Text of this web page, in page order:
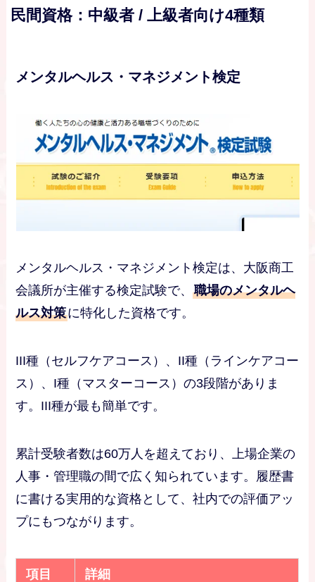
民間資格：中級者 / 上級者向け4種類
メンタルヘルス・マネジメント検定
メンタルヘルス・マネジメント検定は、大阪商工
会議所が主催する検定試験で、職場のメンタルヘ
ルス対策に特化した資格です。
III種（セルフケアコース）、II種（ラインケアコー
ス）、I種（マスターコース）の3段階がありま
す。III種が最も簡単です。
累計受験者数は60万人を超えており、上場企業の
人事・管理職の間で広く知られています。履歴書
に書ける実用的な資格として、社内での評価アッ
プにもつながります。
項目 詳細